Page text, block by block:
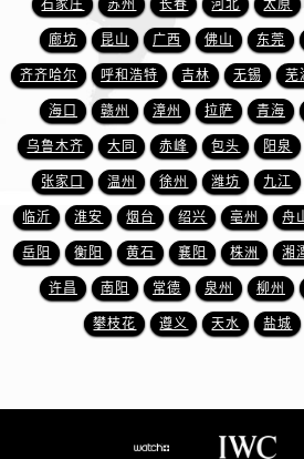
石家庄 苏州 长春 河北 太原
廊坊 昆山 广西 佛山 东莞
齐齐哈尔 呼和浩特 吉林 无锡 芜
海口 赣州 漳州 拉萨 青海
乌鲁木齐 大同 赤峰 包头 阳泉
张家口 温州 徐州 潍坊 九江
临沂 淮安 烟台 绍兴 亳州 舟
岳阳 衡阳 黄石 襄阳 株洲 湘
许昌 南阳 常德 泉州 柳州
攀枝花 遵义 天水 盐城